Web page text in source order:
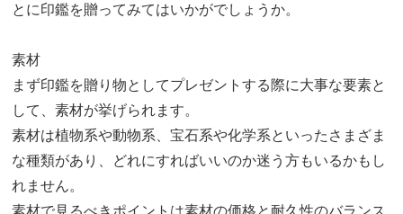
とに印鑑を贈ってみてはいかがでしょうか。
素材
まず印鑑を贈り物としてプレゼントする際に大事な要素と
して、素材が挙げられます。
素材は植物系や動物系、宝石系や化学系といったさまざま
な種類があり、どれにすればいいのか迷う方もいるかもし
れません。
素材で見るべきポイントは素材の価格と耐久性のバランス